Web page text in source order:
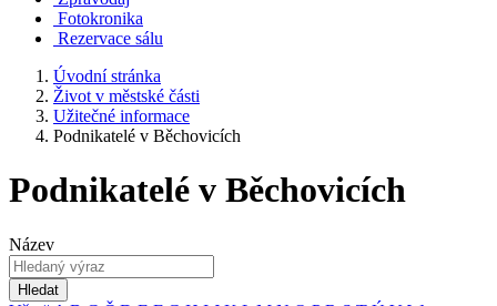
Fotokronika
Rezervace sálu
Úvodní stránka
Život v městské části
Užitečné informace
Podnikatelé v Běchovicích
Podnikatelé v Běchovicích
Název
Hledat